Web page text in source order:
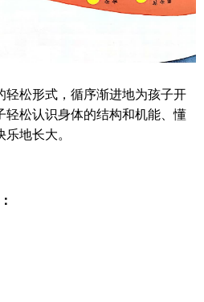
轻松形式，循序渐进地为孩子开
轻松认识身体的结构和机能、懂
地长大。